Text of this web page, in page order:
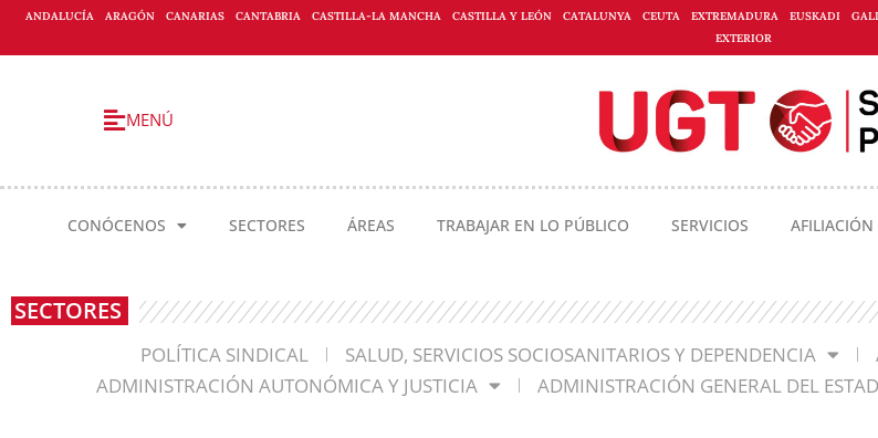
ANDALUCÍA ARAGÓN CANARIAS CANTABRIA CASTILLA-LA MANCHA CASTILLA Y LEÓN CATALUNYA CEUTA EXTREMADURA EUSKADI
EXTERIOR
MENÚ
CONÓCENOS SECTORES ÁREAS TRABAJAR EN LO PÚBLICO SERVICIOS AFILIACIÓN
SECTORES
POLÍTICA SINDICAL SALUD, SERVICIOS SOCIOSANITARIOS Y DEPENDENCIA
ADMINISTRACIÓN AUTONÓMICA Y JUSTICIA
ADMINISTRACIÓN GENERAL DEL